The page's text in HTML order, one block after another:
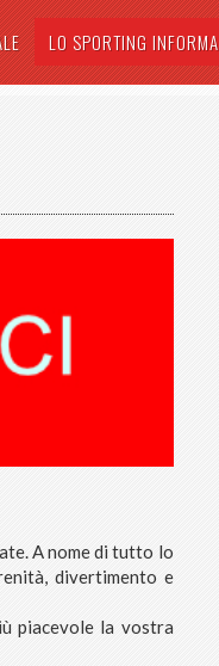
LO SPORTING INFORMA
A nome di tutto lo
divertimento e
piacevole la vostra